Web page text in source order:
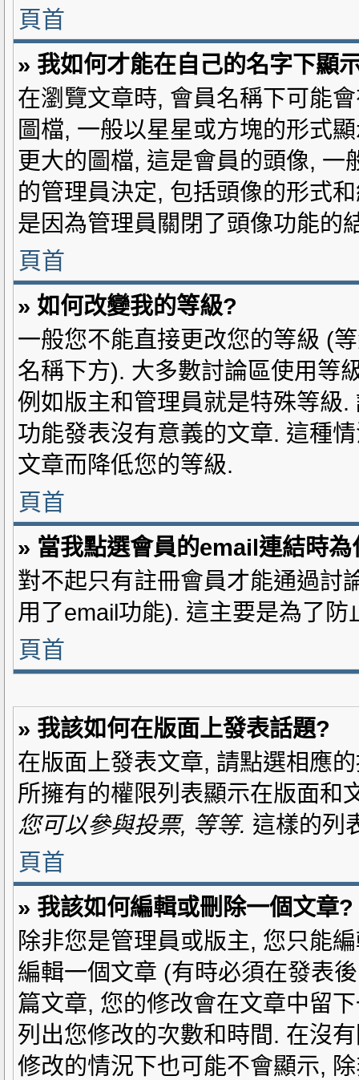
頁首
» 我如何才能在自己的名字下顯
在瀏覽文章時, 會員名稱下可能
圖檔, 一般以星星或方塊的形式
更大的圖檔, 這是會員的頭像,
的管理員決定, 包括頭像的形式
是因為管理員關閉了頭像功能的
頁首
» 如何改變我的等級?
一般您不能直接更改您的等級 (
名稱下方). 大多數討論區使用等
例如版主和管理員就是特殊等級
功能發表沒有意義的文章. 這種
文章而降低您的等級.
頁首
» 當我點選會員的email連結時
對不起只有註冊會員才能通過討
用了email功能). 這主要是為了
頁首
» 我該如何在版面上發表話題?
在版面上發表文章, 請點選相應
所擁有的權限列表顯示在版面和
您可以參與投票, 等等. 這樣的列
頁首
» 我該如何編輯或刪除一個文章?
除非您是管理員或版主, 您只能
編輯一個文章 (有時必須在發表
篇文章, 您的修改會在文章中留
列出您修改的次數和時間. 在沒
修改的情況下也可能不會顯示,